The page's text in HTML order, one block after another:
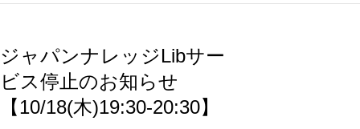
ジャパンナレッジLibサー
ビス停止のお知らせ
【10/18(木)19:30-20:30】